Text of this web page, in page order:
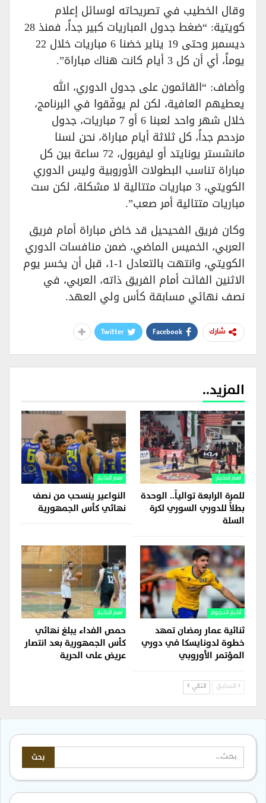
وقال الخطيب في تصريحاته لوسائل إعلام
كويتية: “ضغط جدول المباريات كبير جداً، فمنذ 28
ديسمبر وحتى 19 يناير خضنا 6 مباريات خلال 22
يوماً، أي أن كل 3 أيام كانت هناك مباراة”.
وأضاف: “القائمون على جدول الدوري، الله
يعطيهم العافية، لكن لم يوفّقوا في البرنامج،
خلال شهر واحد لعبنا 6 أو 7 مباريات، جدول
مزدحم جداً، كل ثلاثة أيام مباراة، نحن لسنا
مانشستر يونايتد أو ليفربول، 72 ساعة بين كل
مباراة تناسب البطولات الأوروبية وليس الدوري
الكويتي، 3 مباريات متتالية لا مشكلة، لكن ست
مباريات متتالية أمر صعب”.
وكان فريق الفحيحيل قد خاض مباراة أمام فريق
العربي، الخميس الماضي، ضمن منافسات الدوري
الكويتي، وانتهت بالتعادل 1-1، قبل أن يخسر يوم
الاثنين الفائت أمام الفريق ذاته، العربي، في
نصف نهائي مسابقة كأس ولي العهد.
شارك Facebook
Twitter
المزيد..
اهم الاخبار
للمرة الرابعة توالياً.. الوحدة
بطلاً للدوري السوري لكرة
السلة
اهم الاخبار
النواعير ينسحب من نصف
نهائي كأس الجمهورية
أخبار النجوم
ثنائية عمار رمضان تمهد
خطوة لدونايسكا في دوري
المؤتمر الأوروبي
اهم الاخبار
حمص الفداء يبلغ نهائي
كأس الجمهورية بعد انتصار
عريض على الحرية
السابق التالي